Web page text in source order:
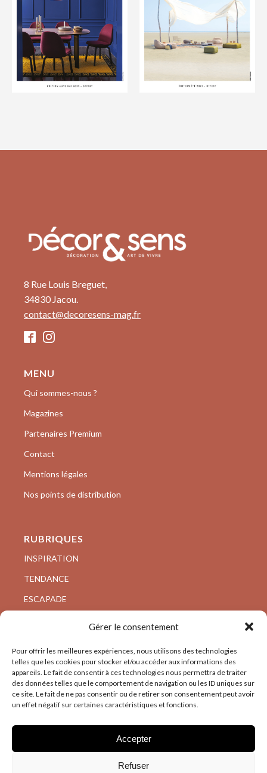
Gérer le consentement
Pour offrir les meilleures expériences, nous utilisons des technologies
telles que les cookies pour stocker et/ou accéder aux informations des
appareils. Le fait de consentir à ces technologies nous permettra de traiter
des données telles que le comportement de navigation ou les ID uniques sur
ce site. Le fait de ne pas consentir ou de retirer son consentement peut avoir
un effet négatif sur certaines caractéristiques et fonctions.
Accepter
Refuser
8 Rue Louis Breguet,
34830 Jacou.
contact@decoresens-mag.fr
MENU
Qui sommes-nous ?
Magazines
Partenaires Premium
Contact
Mentions légales
Nos points de distribution
RUBRIQUES
INSPIRATION
TENDANCE
ESCAPADE